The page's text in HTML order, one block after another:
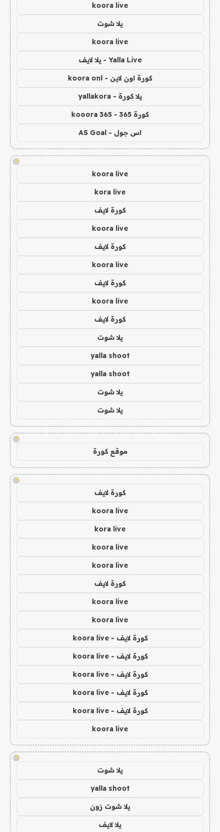
koora live
يلا شوت
koora live
Yalla Live - يلا لايف
كورة اون لاين - koora onl
يلا كورة - yallakora
كورة 365 - kooora 365
اس جول - AS Goal
!
koora live
kora live
كورة لايف
koora live
كورة لايف
koora live
كورة لايف
koora live
كورة لايف
يلا شوت
yalla shoot
yalla shoot
يلا شوت
يلا شوت
!
موقع كورة
!
كورة لايف
koora live
kora live
koora live
koora live
كورة لايف
koora live
koora live
كورة لايف - koora live
كورة لايف - koora live
كورة لايف - koora live
كورة لايف - koora live
كورة لايف - koora live
koora live
!
يلا شوت
yalla shoot
يلا شوت زون
يلا لايف